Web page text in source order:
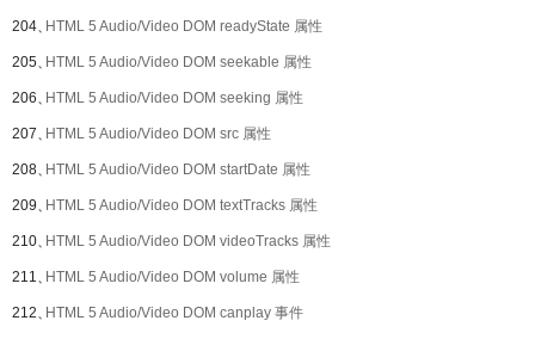
204、HTML 5 Audio/Video DOM readyState 属性
205、HTML 5 Audio/Video DOM seekable 属性
206、HTML 5 Audio/Video DOM seeking 属性
207、HTML 5 Audio/Video DOM src 属性
208、HTML 5 Audio/Video DOM startDate 属性
209、HTML 5 Audio/Video DOM textTracks 属性
210、HTML 5 Audio/Video DOM videoTracks 属性
211、HTML 5 Audio/Video DOM volume 属性
212、HTML 5 Audio/Video DOM canplay 事件